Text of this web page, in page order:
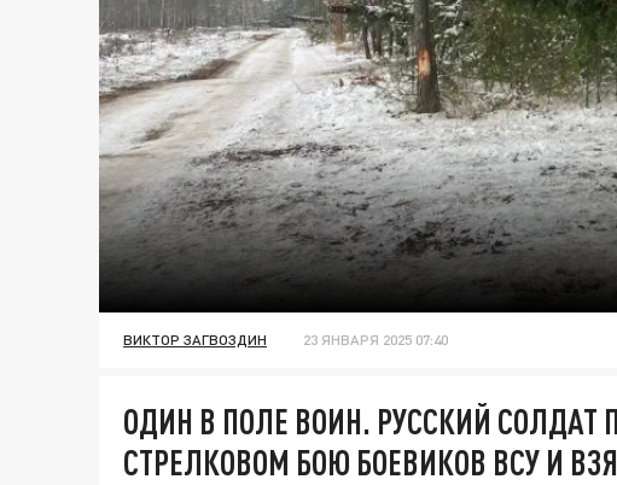
ВИКТОР ЗАГВОЗДИН 23 ЯНВАРЯ 2025 07:40
ОДИН В ПОЛЕ ВОИН. РУССКИЙ СОЛДАТ
СТРЕЛКОВОМ БОЮ БОЕВИКОВ ВСУ И